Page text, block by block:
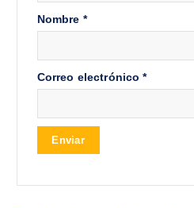
Nombre *
Correo electrónico*